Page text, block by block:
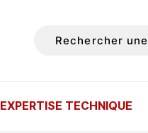
EXPERTISE TECHNIQUE